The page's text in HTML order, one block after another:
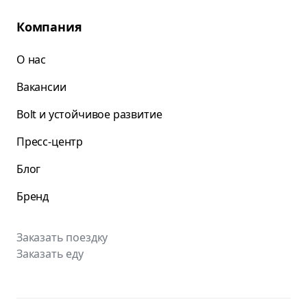
Компания
О нас
Вакансии
Bolt и устойчивое развитие
Пресс-центр
Блог
Бренд
Заказать поездку
Заказать еду